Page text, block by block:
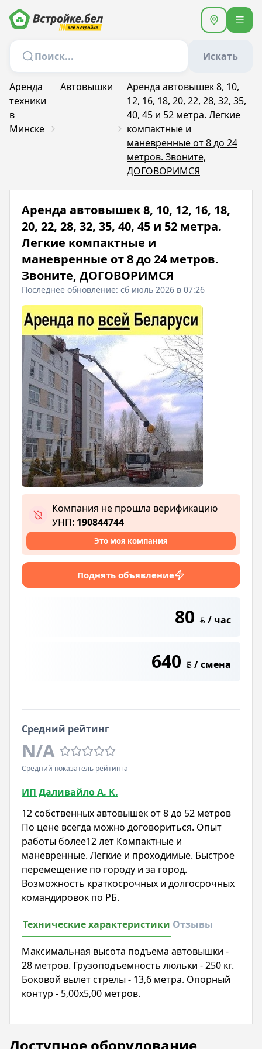
Искать
Аренда
техники
в
Минске
Автовышки
Аренда автовышек 8, 10,
12, 16, 18, 20, 22, 28, 32, 35,
40, 45 и 52 метра. Легкие
компактные и
маневренные от 8 до 24
метров. Звоните,
ДОГОВОРИМСЯ
Аренда автовышек 8, 10, 12, 16, 18,
20, 22, 28, 32, 35, 40, 45 и 52 метра.
Легкие компактные и
маневренные от 8 до 24 метров.
Звоните, ДОГОВОРИМСЯ
Последнее обновление: сб июль 2026 в 07:26
ИП Даливайло А. К.
12 собственных автовышек от 8 до 52 метров
По цене всегда можно договориться. Опыт
работы более12 лет Компактные и
маневренные. Легкие и проходимые. Быстрое
перемещение по городу и за город.
Возможность краткосрочных и долгосрочных
командировок по РБ.
Технические характеристики Отзывы
Максимальная высота подъема автовышки -
28 метров. Грузоподъемность люльки - 250 кг.
Боковой вылет стрелы - 13,6 метра. Опорный
контур - 5,00x5,00 метров.
Компания не прошла верификацию
УНП: 190844744
Это моя компания
Поднять объявление
80 BYN / час
640 BYN / смена
Средний рейтинг
N/A
Средний показатель рейтинга